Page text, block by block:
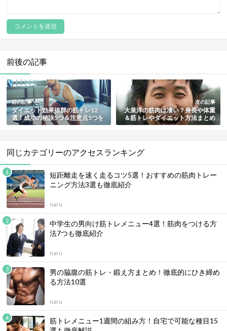
前後の記事
前の記事
ダイエット効果抜群の筋トレ12
選！成功の秘訣5つ＆注意点5つを
徹底解説
次の記事
大泉洋の筋肉は凄い？身長や体重
＆筋トレやダイエット方法まとめ
【画像付き】
同じカテゴリーのアクセスランキング
短距離走を速く走るコツ5選！おすすめの筋肉トレー
ニング方法3選も徹底紹介
naru
中学生の男向け筋トレメニュー4選！筋肉をつける方
法7つも徹底紹介
naru
男の脇腹の筋トレ・鍛え方まとめ！徹底的にひき締め
る方法10選
naru
筋トレメニュー1週間の組み方！自宅で可能な種目15